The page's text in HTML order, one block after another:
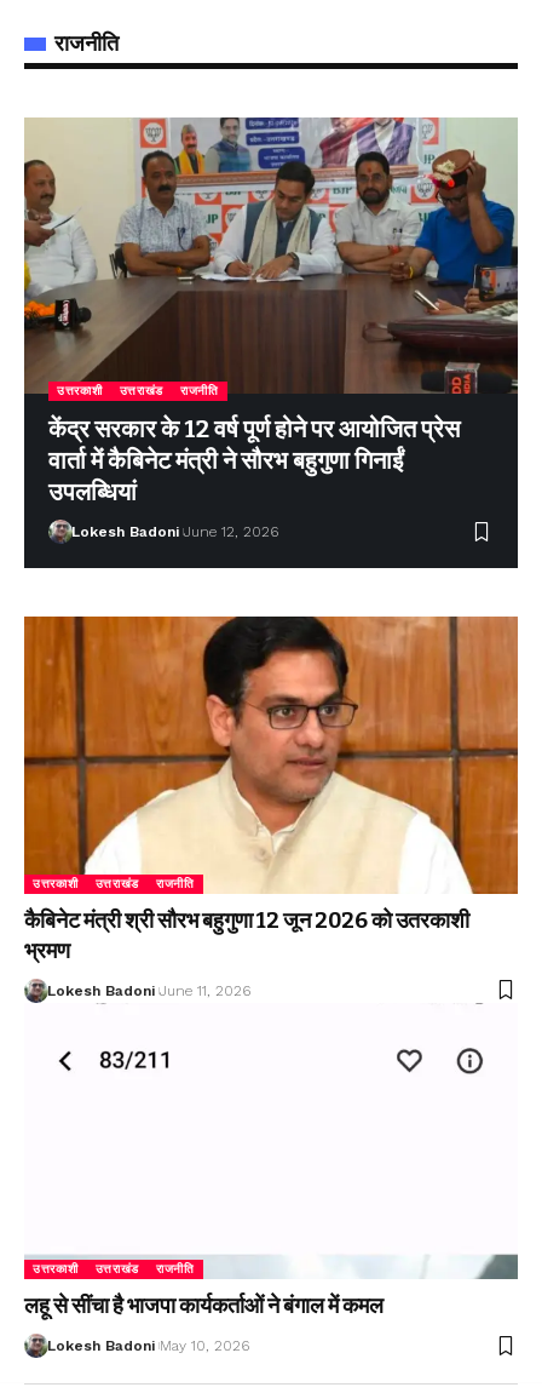
राजनीति
उत्तरकाशी उत्तराखंड राजनीति
केंद्र सरकार के 12 वर्ष पूर्ण होने पर आयोजित प्रेस
वार्ता में कैबिनेट मंत्री ने सौरभ बहुगुणा गिनाईं
उपलब्धियां
Lokesh Badoni June 12, 2026
उत्तरकाशी उत्तराखंड राजनीति
कैबिनेट मंत्री श्री सौरभ बहुगुणा 12 जून 2026 को उतरकाशी
भ्रमण
Lokesh Badoni June 11, 2026
उत्तरकाशी उत्तराखंड राजनीति
लहू से सींचा है भाजपा कार्यकर्ताओं ने बंगाल में कमल
Lokesh Badoni May 10, 2026